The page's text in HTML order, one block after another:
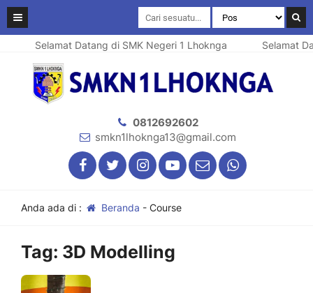
Selamat Datang di SMK Negeri 1 Lhoknga Selamat
0812692602
smkn1lhoknga13@gmail.com
Anda ada di : Beranda - Course
Tag: 3D Modelling